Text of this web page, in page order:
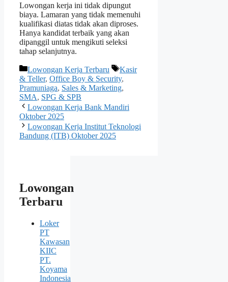
Lowongan kerja ini tidak dipungut
biaya. Lamaran yang tidak memenuhi
kualifikasi diatas tidak akan diproses.
Hanya kandidat terbaik yang akan
dipanggil untuk mengikuti seleksi
tahap selanjutnya.
Kategori
Lowongan Kerja Terbaru Tag
Kasir
& Teller, Office Boy & Security,
Pramuniaga, Sales & Marketing,
SMA, SPG & SPB
Lowongan Kerja Bank Mandiri
Oktober 2025
Lowongan Kerja Institut Teknologi
Bandung (ITB) Oktober 2025
Lowongan
Terbaru
Loker
PT
Kawasan
KIIC
PT.
Koyama
Indonesia